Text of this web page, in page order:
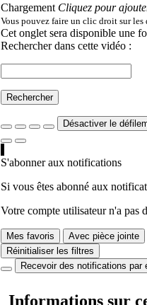
Chargement Cliquez pour
Vous pouvez faire un clic droit sur
Cet onglet sera disponible une
Rechercher dans cette vidéo :
Rechercher
Désactiver le
S'abonner aux notifications
Si vous êtes abonné aux
Votre compte utilisateur n'a pas
Mes favoris Avec pièce jointe
Réinitialiser les filtres
Recevoir des notifications par
Informations sur